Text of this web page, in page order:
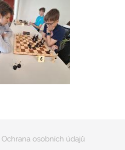
Ochrana osobních údajů